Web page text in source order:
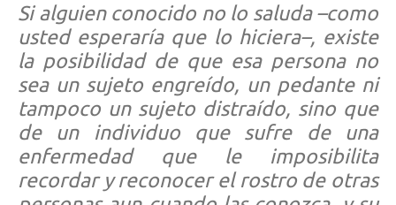
Si alguien conocido no lo saluda –como
usted esperaría que lo hiciera–, existe
la posibilidad de que esa persona no
sea un sujeto engreído, un pedante ni
tampoco un sujeto distraído, sino que
de un individuo que sufre de una
enfermedad que le imposibilita
recordar y reconocer el rostro de otras